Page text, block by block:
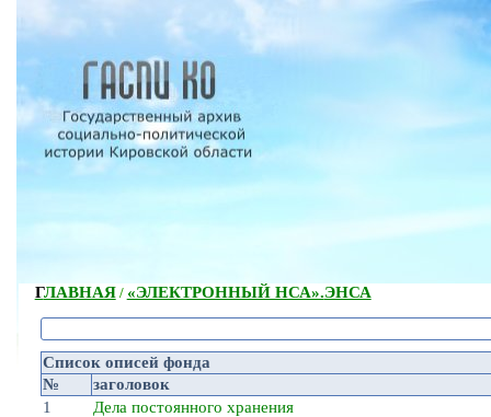
ГЛАВНАЯ/ «ЭЛЕКТРОННЫЙ НСА».ЭНСА
Список описей фонда
№
заголовок
1
Дела постоянного хранения